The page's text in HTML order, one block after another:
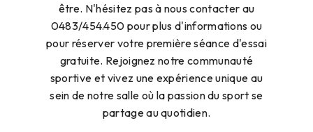
être. N'hésitez pas à nous contacter au
0483/454.450 pour plus d'informations ou
pour réserver votre première séance d'essai
gratuite. Rejoignez notre communauté
sportive et vivez une expérience unique au
sein de notre salle où la passion du sport se
partage au quotidien.